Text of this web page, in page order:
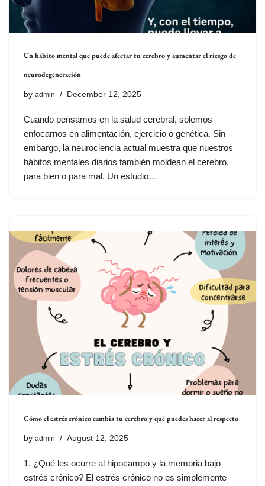
Un hábito mental que puede afectar tu cerebro y aumentar el riesgo de
neurodegeneración
by admin December 12, 2025
Cuando pensamos en la salud cerebral, solemos
enfocarnos en alimentación, ejercicio o genética. Sin
embargo, la neurociencia actual muestra que nuestros
hábitos mentales diarios también moldean el cerebro,
para bien o para mal. Un estudio…
Cómo el estrés crónico cambia tu cerebro y qué puedes hacer al respecto
by admin August 12, 2025
1. ¿Qué les ocurre al hipocampo y la memoria bajo
estrés crónico? El estrés crónico no es simplemente